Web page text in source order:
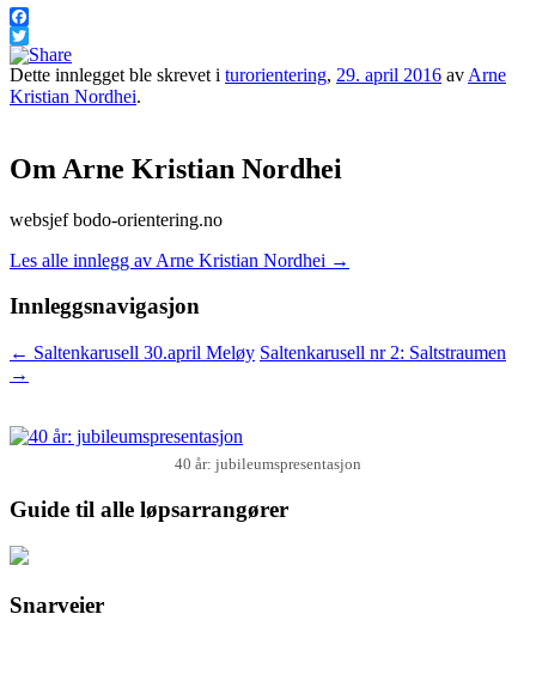
Facebook
Twitter
Dette innlegget ble skrevet i turorientering, 29. april 2016 av Arne
Kristian Nordhei.
Om Arne Kristian Nordhei
websjef bodo-orientering.no
Les alle innlegg av Arne Kristian Nordhei →
Innleggsnavigasjon
← Saltenkarusell 30.april Meløy Saltenkarusell nr 2: Saltstraumen
→
40 år: jubileumspresentasjon
Guide til alle løpsarrangører
Snarveier